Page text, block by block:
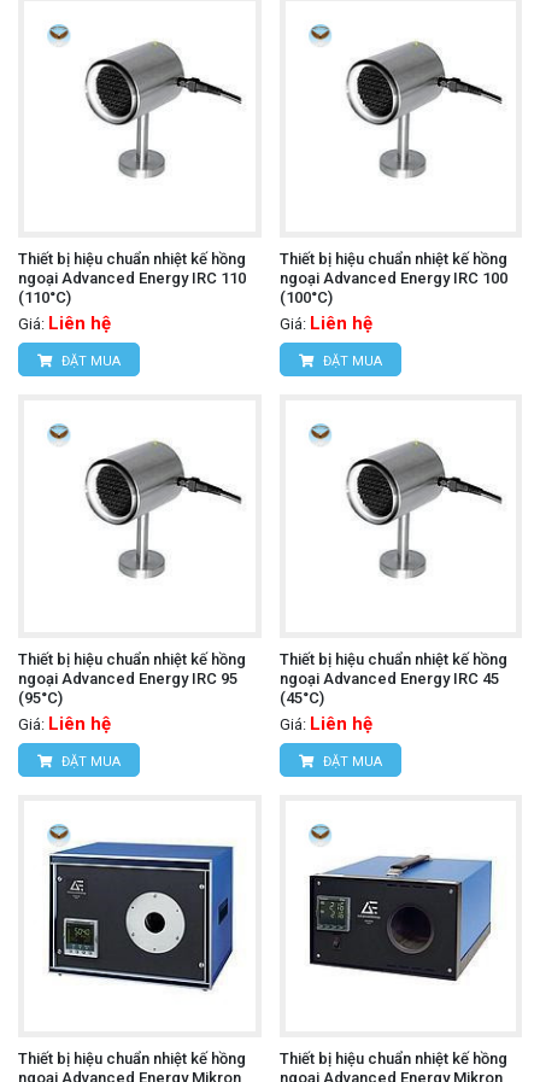
Thiết bị hiệu chuẩn nhiệt kế hồng
ngoại Advanced Energy IRC 110
(110°C)
Giá: Liên hệ
ĐẶT MUA
Thiết bị hiệu chuẩn nhiệt kế hồng
ngoại Advanced Energy IRC 100
(100°C)
Giá: Liên hệ
ĐẶT MUA
Thiết bị hiệu chuẩn nhiệt kế hồng
ngoại Advanced Energy IRC 95
(95°C)
Giá: Liên hệ
ĐẶT MUA
Thiết bị hiệu chuẩn nhiệt kế hồng
ngoại Advanced Energy IRC 45
(45°C)
Giá: Liên hệ
ĐẶT MUA
Thiết bị hiệu chuẩn nhiệt kế hồng
ngoại Advanced Energy Mikron
Thiết bị hiệu chuẩn nhiệt kế hồng
ngoại Advanced Energy Mikron